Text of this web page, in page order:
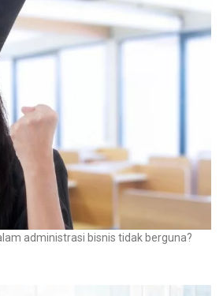
administrasi bisnis tidak berguna?